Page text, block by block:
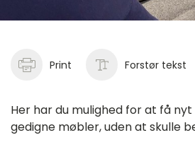
Print Forstør tekst
Her har du mulighed for at få nyt
gedigne møbler, uden at skulle